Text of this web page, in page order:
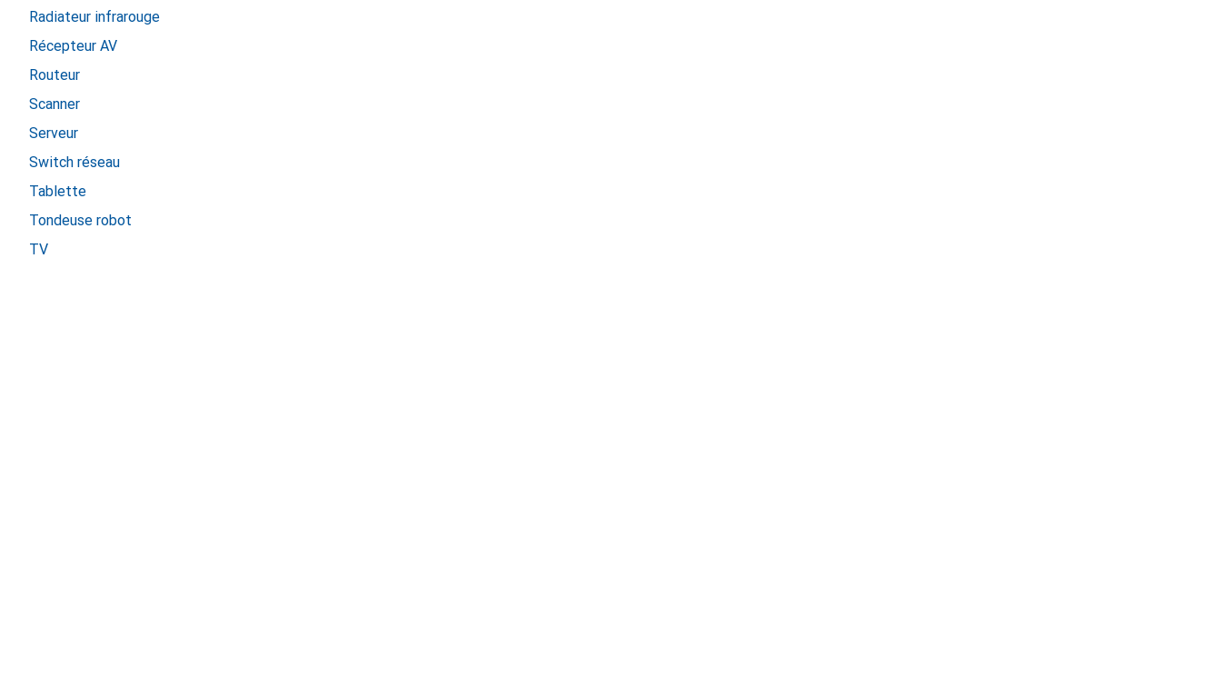
Radiateur infrarouge
Récepteur AV
Routeur
Scanner
Serveur
Switch réseau
Tablette
Tondeuse robot
TV